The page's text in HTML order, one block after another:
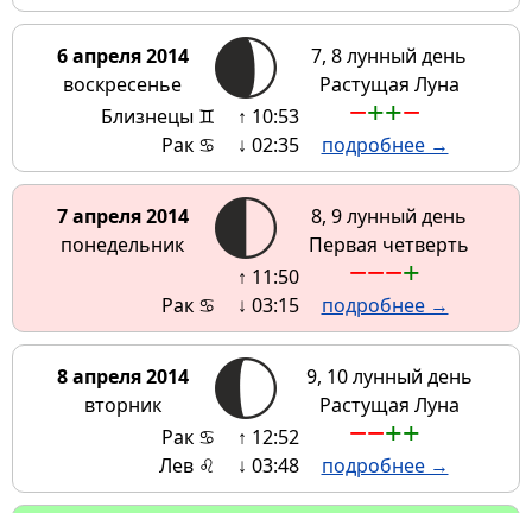
6 апреля 2014
воскресенье
7, 8 лунный день
Растущая Луна
Близнецы ♊
Рак ♋
↑ 10:53
↓ 02:35
−++−
подробнее →
7 апреля 2014
понедельник
8, 9 лунный день
Первая четверть
Рак ♋
↑ 11:50
↓ 03:15
−−−+
подробнее →
8 апреля 2014
вторник
9, 10 лунный день
Растущая Луна
Рак ♋
Лев ♌
↑ 12:52
↓ 03:48
−−++
подробнее →